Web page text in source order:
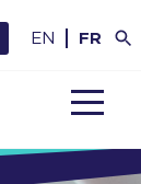
EN FR